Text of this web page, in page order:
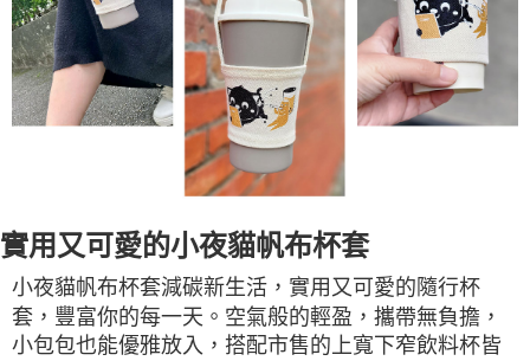
實用又可愛的小夜貓帆布杯套
小夜貓帆布杯套減碳新生活，實用又可愛的隨行杯
套，豐富你的每一天。空氣般的輕盈，攜帶無負擔，
小包包也能優雅放入，搭配市售的上寬下窄飲料杯皆